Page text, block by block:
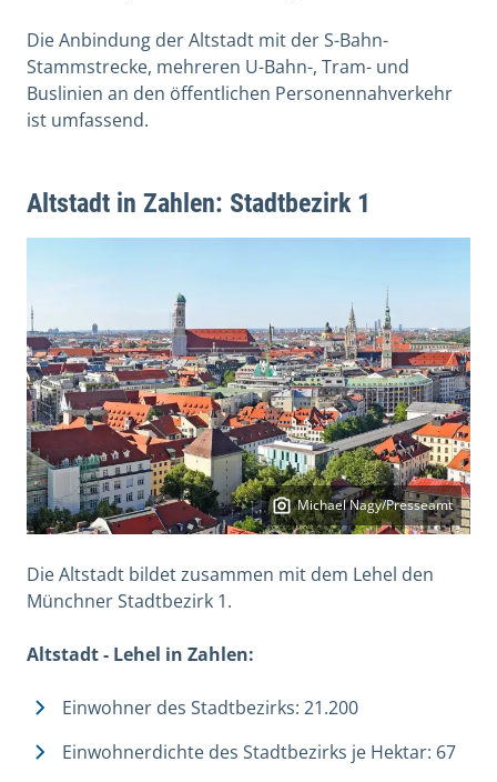
Die Anbindung der Altstadt mit der S-Bahn-
Stammstrecke, mehreren U-Bahn-, Tram- und
Buslinien an den öffentlichen Personennahverkehr
ist umfassend.
Altstadt in Zahlen: Stadtbezirk 1
Michael Nagy/Presseamt
Die Altstadt bildet zusammen mit dem Lehel den
Münchner Stadtbezirk 1.
Altstadt - Lehel in Zahlen:
Einwohner des Stadtbezirks: 21.200
Einwohnerdichte des Stadtbezirks je Hektar: 67